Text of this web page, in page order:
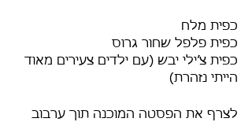
כפית מלח
כפית פלפל שחור גרוס
כפית צ׳ילי יבש (עם ילדים צעירים מאוד
הייתי נזהרת)
לצרף את הפסטה המוכנה תוך ערבוב